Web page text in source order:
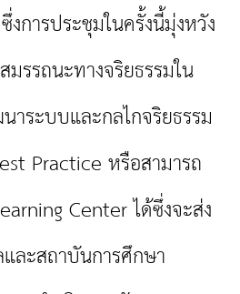
การประชุมในครั้งนี้มุ่งหวัง
รรถนะทางจริยธรรมใน
ระบบและกลไกจริยธรรม
Practice หรือสามารถ
Center ได้ซึ่งจะส่ง
ละสถาบันการศึกษา